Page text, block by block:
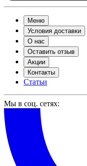
Меню
Условия доставки
О нас
Оставить отзыв
Акции
Контакты
Статьи
Мы в соц. сетях: